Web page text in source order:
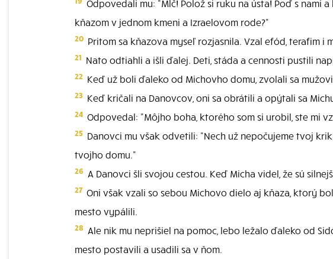
Odpovedali mu: "Mlč! Polož si ruku na ústa! Poď s nami
kňazom v jednom kmeni a Izraelovom rode?"
20 Pritom sa kňazova myseľ rozjasnila. Vzal efód, terafim i
21 Nato odtiahli a išli ďalej. Deti, stáda a cennosti pustili
22 Keď už boli ďaleko od Michovho domu, zvolali sa
23 Keď kričali na Danovcov, oni sa obrátili a opýtali sa
24 Odpovedal: "Môjho boha, ktorého som si urobil, ste mi
25 Danovci mu však odvetili: "Nech už nepočujeme tvoj
tvojho domu."
26 A Danovci šli svojou cestou. Keď Micha videl, že sú
27 Oni však vzali so sebou Michovo dielo aj kňaza, ktorý
mesto vypálili.
28 Ale nik mu neprišiel na pomoc, lebo ležalo ďaleko od
mesto postavili a usadili sa v ňom.